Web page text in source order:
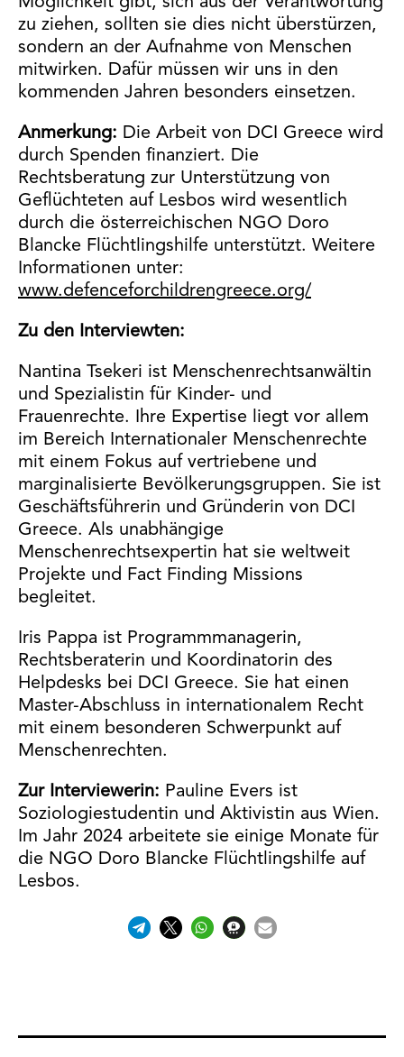
zu ziehen, sollten sie dies nicht überstürzen,
sondern an der Aufnahme von Menschen
mitwirken. Dafür müssen wir uns in den
kommenden Jahren besonders einsetzen.
Anmerkung: Die Arbeit von DCI Greece wird
durch Spenden finanziert. Die
Rechtsberatung zur Unterstützung von
Geflüchteten auf Lesbos wird wesentlich
durch die österreichischen NGO Doro
Blancke Flüchtlingshilfe unterstützt. Weitere
Informationen unter:
www.defenceforchildrengreece.org/
Zu den Interviewten:
Nantina Tsekeri ist Menschenrechtsanwältin
und Spezialistin für Kinder- und
Frauenrechte. Ihre Expertise liegt vor allem
im Bereich Internationaler Menschenrechte
mit einem Fokus auf vertriebene und
marginalisierte Bevölkerungsgruppen. Sie ist
Geschäftsführerin und Gründerin von DCI
Greece. Als unabhängige
Menschenrechtsexpertin hat sie weltweit
Projekte und Fact Finding Missions
begleitet.
Iris Pappa ist Programmmanagerin,
Rechtsberaterin und Koordinatorin des
Helpdesks bei DCI Greece. Sie hat einen
Master-Abschluss in internationalem Recht
mit einem besonderen Schwerpunkt auf
Menschenrechten.
Zur Interviewerin: Pauline Evers ist
Soziologiestudentin und Aktivistin aus Wien.
Im Jahr 2024 arbeitete sie einige Monate für
die NGO Doro Blancke Flüchtlingshilfe auf
Lesbos.